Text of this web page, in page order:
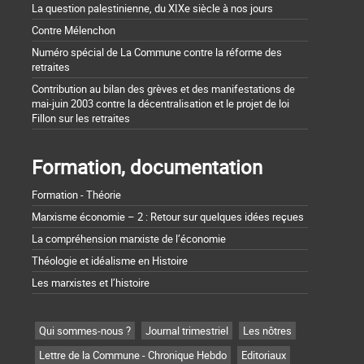
La question palestinienne, du XIXe siècle à nos jours
Contre Mélenchon
Numéro spécial de La Commune contre la réforme des
retraites
Contribution au bilan des grèves et des manifestations de
mai-juin 2003 contre la décentralisation et le projet de loi
Fillon sur les retraites
Formation, documentation
Formation - Théorie
Marxisme économie – 2 : Retour sur quelques idées reçues
La compréhension marxiste de l’économie
Théologie et idéalisme en Histoire
Les marxistes et l’histoire
Qui sommes-nous ? Journal trimestriel
Les nôtres
Lettre de la Commune - Chronique Hebdo
Editoriaux